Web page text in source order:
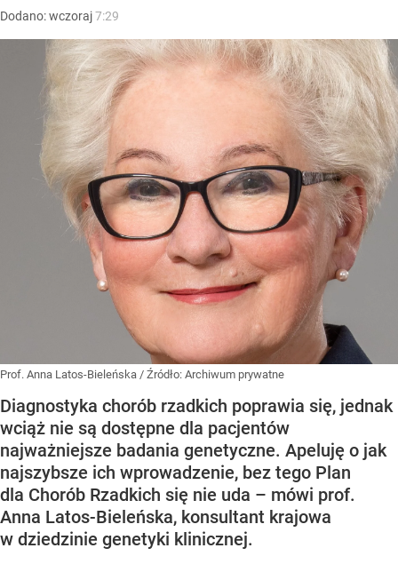
Dodano:wczoraj7:29
Prof. Anna Latos-Bieleńska / Źródło: Archiwum prywatne
Diagnostyka chorób rzadkich poprawia się, jednak
wciąż nie są dostępne dla pacjentów
najważniejsze badania genetyczne. Apeluję o jak
najszybsze ich wprowadzenie, bez tego Plan
dla Chorób Rzadkich się nie uda – mówi prof.
Anna Latos-Bieleńska, konsultant krajowa
w dziedzinie genetyki klinicznej.